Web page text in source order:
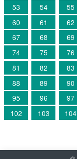
53
54 55
60
61 62
67
68 69
74
75 76
81
82 83
88
89 90
95
96 97
102
103 104